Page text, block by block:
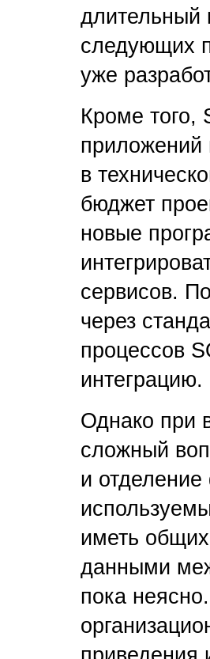
длительный
следующих
уже
Кроме того,
приложений
в
бюджет
новые
сервисов.
через
процессов
интеграцию.
Однако при
сложный
и
иметь
данными
пока